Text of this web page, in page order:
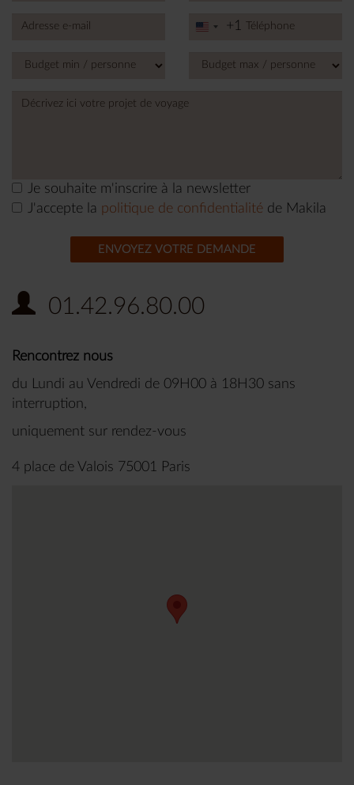
United
+1
+1
Je souhaite m'inscrire à la newsletter
J'accepte la politique de confidentialité de Makila
ENVOYEZ VOTRE DEMANDE
01.42.96.80.00
Rencontrez nous
du Lundi au Vendredi de 09H00 à 18H30 sans
interruption,
uniquement sur rendez-vous
4 place de Valois 75001 Paris